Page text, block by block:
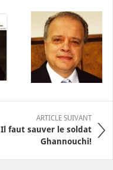
ARTICLE SUIVANT
Il faut sauver le soldat
Ghannouchi!